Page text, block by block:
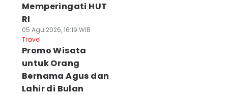
Memperingati HUT
RI
05 Agu 2026, 16:19 WIB
Travel
Promo Wisata
untuk Orang
Bernama Agus dan
Lahir di Bulan